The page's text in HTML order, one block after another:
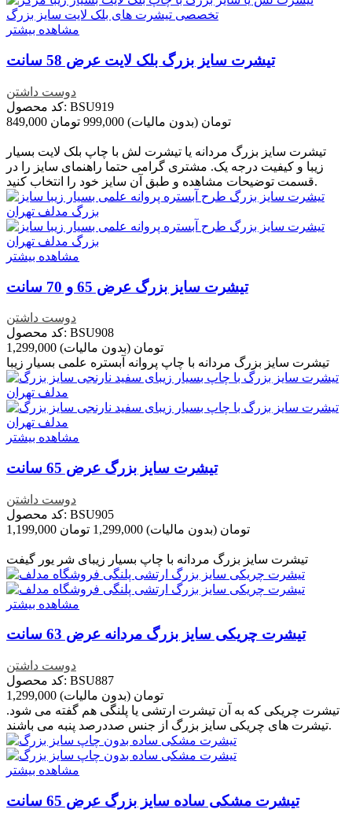
مشاهده بیشتر
تیشرت سایز بزرگ بلک لایت عرض 58 سانت
دوست داشتن
کد محصول: BSU919
849,000 تومان (بدون مالیات) 999,000 تومان
تیشرت سایز بزرگ مردانه یا تیشرت لش با چاپ بلک لایت بسیار
زیبا و کیفیت درجه یک. مشتری گرامی حتما راهنمای سایز را در
قسمت توضیحات مشاهده و طبق آن سایز خود را انتخاب کنید.
مشاهده بیشتر
تیشرت سایز بزرگ عرض 65 و 70 سانت
دوست داشتن
کد محصول: BSU908
1,299,000 تومان (بدون مالیات)
مشاهده بیشتر
تیشرت سایز بزرگ عرض 65 سانت
دوست داشتن
کد محصول: BSU905
1,199,000 تومان (بدون مالیات) 1,299,000 تومان
تیشرت سایز بزرگ مردانه با چاپ بسیار زیبای شر یور گیفت
مشاهده بیشتر
تیشرت چریکی سایز بزرگ مردانه عرض 63 سانت
دوست داشتن
کد محصول: BSU887
1,299,000 تومان (بدون مالیات)
تیشرت چریکی که به آن تیشرت ارتشی یا پلنگی هم گفته می شود.
تیشرت های چریکی سایز بزرگ از جنس صددرصد پنبه می باشند.
مشاهده بیشتر
تیشرت مشکی ساده سایز بزرگ عرض 65 سانت